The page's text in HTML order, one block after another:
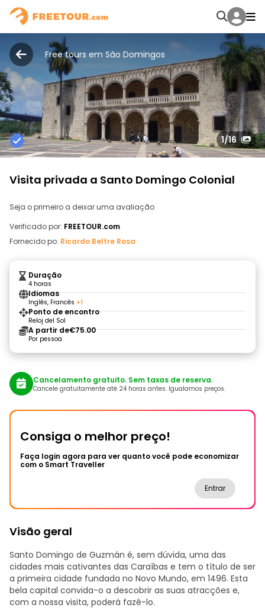
Free tours em São Domingos
1/16
Visita privada a Santo Domingo Colonial
Seja o primeiro a deixar uma avaliação
Verificado por: FREETOUR.com
Fornecido po: Ricardo Beltre Rosa
Duração
4 horas
Idiomas
Inglês, Francês +1
Ponto de encontro
Reloj del Sol
A partir de€75.00
Por pessoa
Cancelamento gratuito. Sem taxas de reserva.
Cancele gratuitamente até 24 horas antes. Igualamos preços.
Consiga o melhor preço!
Faça login agora para ver quanto você pode economizar
com o Smart Traveller
Entrar
Visão geral
Santo Domingo de Guzmán é, sem dúvida, uma das
cidades mais cativantes das Caraíbas e tem o título de ser
a primeira cidade fundada no Novo Mundo, em 1496. Esta
bela capital convida-o a descobrir as suas atracções e,
com a nossa visita, poderá fazê-lo.